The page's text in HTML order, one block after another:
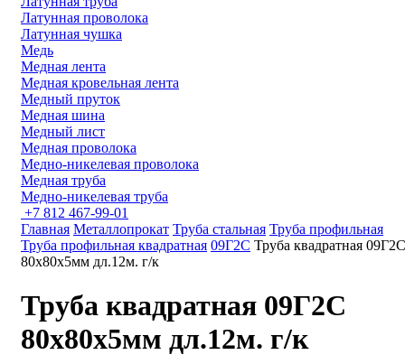
Латунная проволока
Латунная чушка
Медь
Медная лента
Медная кровельная лента
Медный пруток
Медная шина
Медный лист
Медная проволока
Медно-никелевая проволока
Медная труба
Медно-никелевая труба
+7 812 467-99-01
Главная Металлопрокат Труба стальная Труба профильная
Труба профильная квадратная 09Г2С Труба квадратная 09Г2С
80х80х5мм дл.12м. г/к
Труба квадратная 09Г2С
80х80х5мм дл.12м. г/к